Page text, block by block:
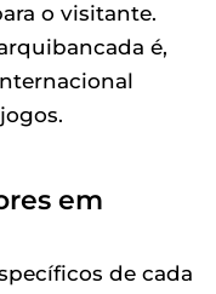
o visitante.
é,
em
de cada